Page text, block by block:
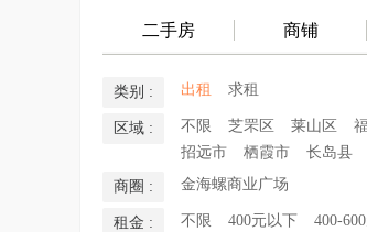
二手房 商铺
类别 : 出租 求租
区域 : 不限 芝罘区 莱山区
招远市
栖霞市 长岛县
商圈 : 金海螺商业广场
租金 : 不限 400元以下 400-